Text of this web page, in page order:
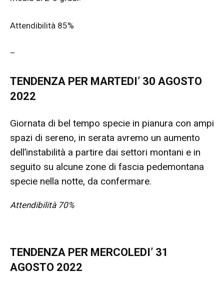
Attendibilità 85%
–
TENDENZA PER MARTEDI’ 30 AGOSTO
2022
Giornata di bel tempo specie in pianura con ampi
spazi di sereno, in serata avremo un aumento
dell’instabilità a partire dai settori montani e in
seguito su alcune zone di fascia pedemontana
specie nella notte, da confermare.
Attendibilità 70%
TENDENZA PER MERCOLEDI’ 31
AGOSTO 2022